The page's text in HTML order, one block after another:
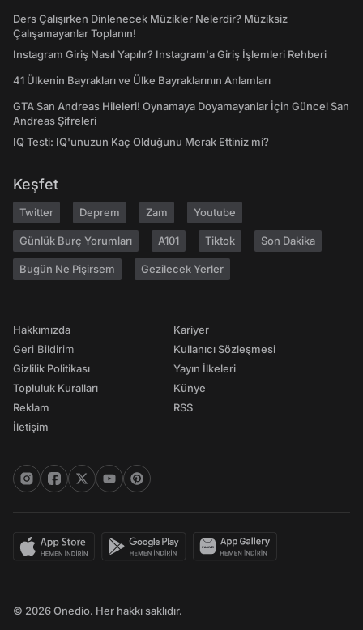
Ders Çalışırken Dinlenecek Müzikler Nelerdir? Müziksiz
Çalışamayanlar Toplanın!
Instagram Giriş Nasıl Yapılır? Instagram'a Giriş İşlemleri Rehberi
41 Ülkenin Bayrakları ve Ülke Bayraklarının Anlamları
GTA San Andreas Hileleri! Oynamaya Doyamayanlar İçin Güncel San
Andreas Şifreleri
IQ Testi: IQ'unuzun Kaç Olduğunu Merak Ettiniz mi?
Keşfet
Twitter Deprem Zam Youtube
Günlük Burç Yorumları A101 Tiktok Son Dakika
Bugün Ne Pişirsem Gezilecek Yerler
Hakkımızda
Geri Bildirim
Gizlilik Politikası
Topluluk Kuralları
Reklam
İletişim
Kariyer
Kullanıcı Sözleşmesi
Yayın İlkeleri
Künye
RSS
© 2026 Onedio. Her hakkı saklıdır.